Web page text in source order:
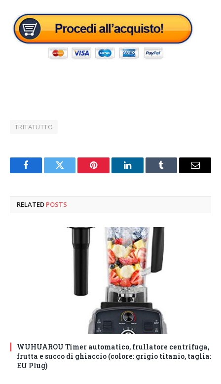
TRITATUTTO
FacebookTwitter Pinterest LinkedInTumblr Email
RELATED POSTS
WUHUAROU Timer automatico, frullatore centrifuga,
frutta e succo di ghiaccio (colore: grigio titanio, taglia:
EU Plug)